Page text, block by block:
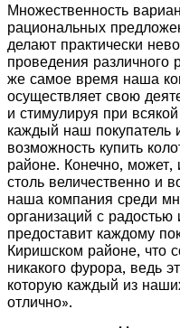
Множественность
рациональных
делают практически
проведения различного
же самое время наша
осуществляет свою
и стимулируя при
каждый наш покупатель
возможность купить
районе. Конечно, может,
столь величественно и
наша компания среди
организаций с
предоставит каждому
Киришском районе, что
никакого фурора, ведь
которую каждый из
отлично».